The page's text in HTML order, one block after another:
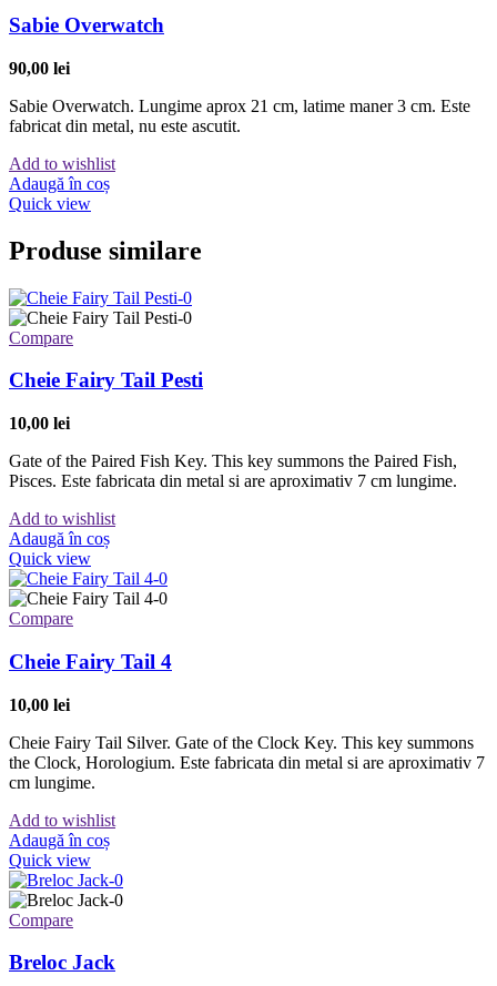
Sabie Overwatch
90,00 lei
Sabie Overwatch. Lungime aprox 21 cm, latime maner 3 cm. Este
fabricat din metal, nu este ascutit.
Add to wishlist
Adaugă în coș
Quick view
Produse similare
Compare
Cheie Fairy Tail Pesti
10,00 lei
Gate of the Paired Fish Key. This key summons the Paired Fish,
Pisces. Este fabricata din metal si are aproximativ 7 cm lungime.
Add to wishlist
Adaugă în coș
Quick view
Compare
Cheie Fairy Tail 4
10,00 lei
Cheie Fairy Tail Silver. Gate of the Clock Key. This key summons
the Clock, Horologium. Este fabricata din metal si are aproximativ 7
cm lungime.
Add to wishlist
Adaugă în coș
Quick view
Compare
Breloc Jack